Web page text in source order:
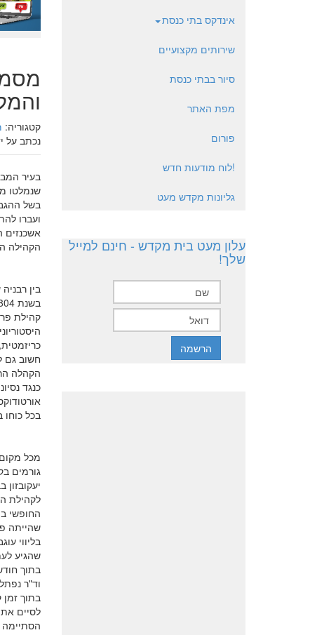
קטגוריה:
נכתב על
בשל
ועברו
אשכנזים
הקהילה
בין
קהילת
הקהלה
בכל
מכל
לקהילת
החופשי
שהייתה
בליווי
שהגיע
בתוך
וד"ר
בתוך
אינדקס בתי כנסת
שירותים מקצועיים
סיור בבתי כנסת
מפת האתר
פורום
!לוח מודעות חדש
גליונות מקדש מעט
עלון מעט בית מקדש - חינם למייל
שלך!